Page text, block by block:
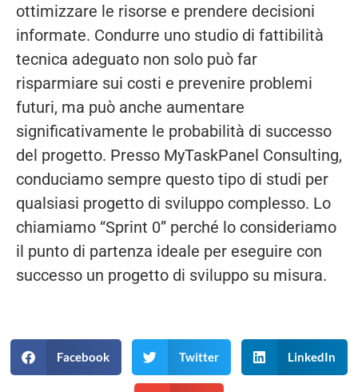
ottimizzare le risorse e prendere decisioni
informate. Condurre uno studio di fattibilità
tecnica adeguato non solo può far
risparmiare sui costi e prevenire problemi
futuri, ma può anche aumentare
significativamente le probabilità di successo
del progetto. Presso MyTaskPanel Consulting,
conduciamo sempre questo tipo di studi per
qualsiasi progetto di sviluppo complesso. Lo
chiamiamo “Sprint 0” perché lo consideriamo
il punto di partenza ideale per eseguire con
successo un progetto di sviluppo su misura.
Facebook Twitter LinkedIn